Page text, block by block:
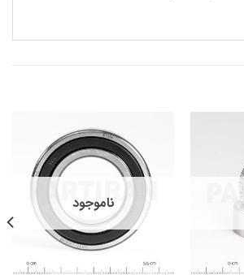
ناموجود